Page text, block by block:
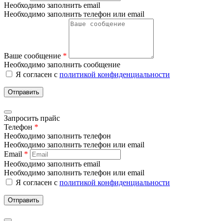
Необходимо заполнить email
Необходимо заполнить телефон или email
Ваше сообщение *
Необходимо заполнить сообщение
Я согласен с политикой конфиденциальности
Отправить
Запросить прайс
Телефон *
Необходимо заполнить телефон
Необходимо заполнить телефон или email
Email *
Необходимо заполнить email
Необходимо заполнить телефон или email
Я согласен с политикой конфиденциальности
Отправить